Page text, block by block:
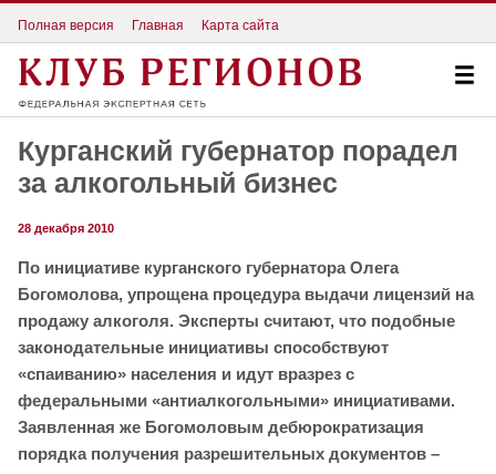
Полная версия Главная Карта сайта
Курганский губернатор порадел
за алкогольный бизнес
28 декабря 2010
По инициативе курганского губернатора Олега
Богомолова, упрощена процедура выдачи лицензий на
продажу алкоголя. Эксперты считают, что подобные
законодательные инициативы способствуют
«спаиванию» населения и идут вразрез с
федеральными «антиалкогольными» инициативами.
Заявленная же Богомоловым дебюрократизация
порядка получения разрешительных документов –